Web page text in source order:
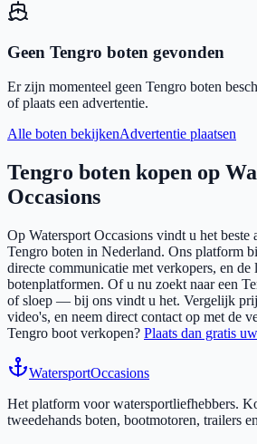
Geen Tengro boten gevonden
Er zijn momenteel geen Tengro boten
of plaats een advertentie.
Alle boten bekijkenAdvertentie plaatsen
Tengro boten kopen op
Occasions
Op Watersport Occasions vindt u het beste
Tengro boten in Nederland. Ons platform
directe communicatie met verkopers, en de
botenplatformen. Of u nu zoekt naar een
of sloep — bij ons vindt u het. Vergelijk
video's, en neem direct contact op met de
Tengro boot verkopen? Plaats dan gratis
WatersportOccasions
Het platform voor watersportliefhebbers.
tweedehands boten, bootmotoren, trailers